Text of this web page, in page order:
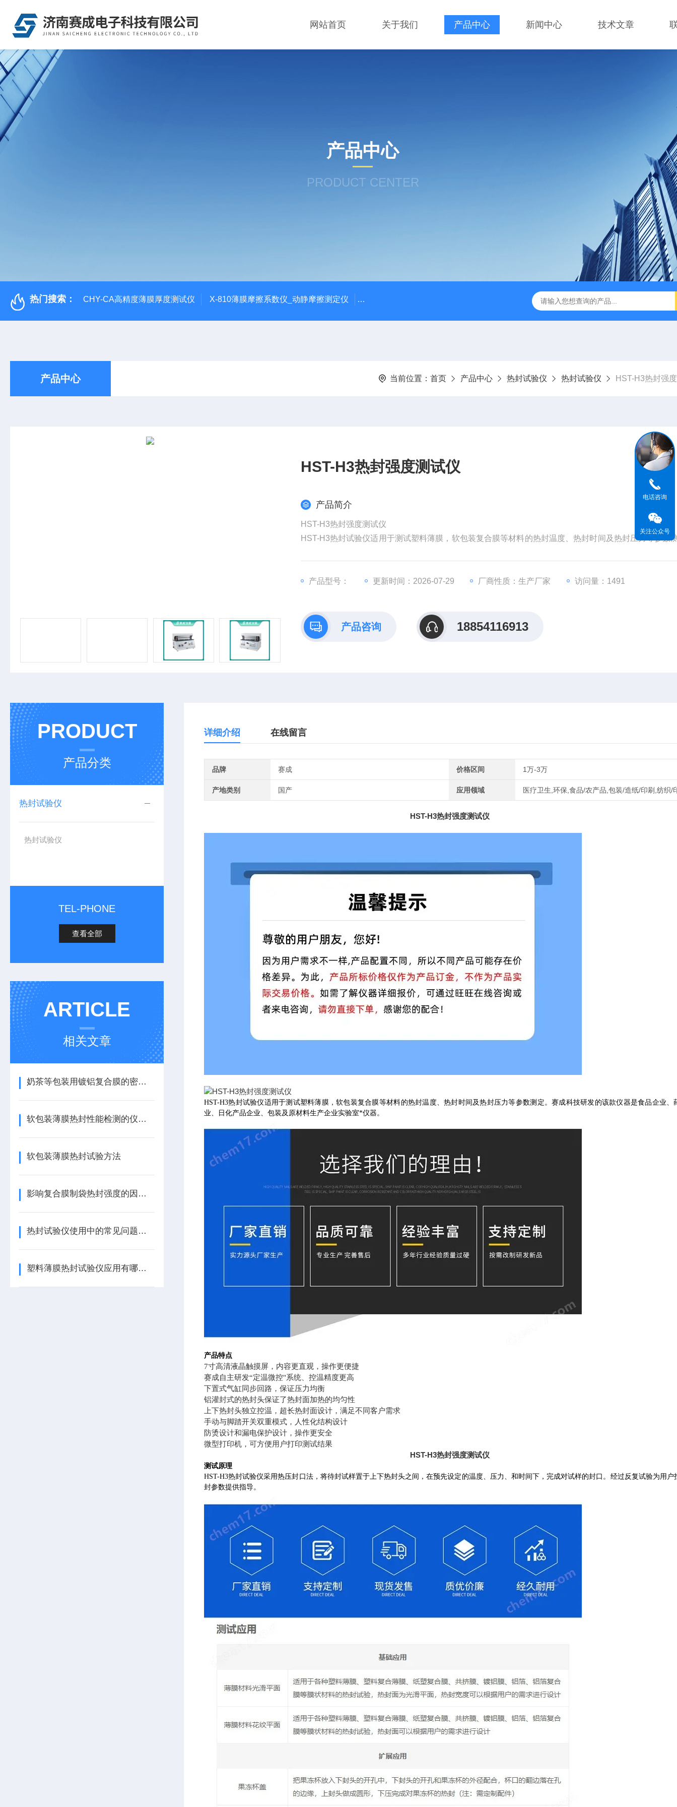
网站首页 关于我们 产品中心 新闻中心 技术文章
产品中心
PRODUCT CENTER
热门搜索： CHY-CA高精度薄膜厚度测试仪 X-810薄膜摩擦系数仪_动静摩擦测定仪 SCK-H玻璃瓶耐热冲击检测仪 赛成仪器 密封测漏仪 密封检测设备
产品中心 当前位置： 首页 产品中心 热封试验仪 热封试验仪 HST-H3热封强
HST-H3热封强度测试仪
产品简介
HST-H3热封强度测试仪
HST-H3热封试验仪适用于测试塑料薄膜，软包装复合膜等材料的热封温度、热封时间及热封压力等参数
产品型号： 更新时间：2026-07-29 厂商性质：生产厂家 访问量：1491
产品咨询 18854116913
PRODUCT
产品分类
热封试验仪
热封试验仪
TEL-PHONE
查看全部
ARTICLE
相关文章
奶茶等包装用镀铝复合膜的密封性能检测
软包装薄膜热封性能检测的仪器选择及参考标准
软包装薄膜热封试验方法
影响复合膜制袋热封强度的因素有哪些？
热封试验仪使用中的常见问题有哪些
塑料薄膜热封试验仪应用有哪些？
详细介绍 在线留言
品牌 赛成 价格区间 1万-3万
产地类别 国产 应用领域 医疗卫生,环保,食品/农产品,包装/造纸/印刷,纺织/
HST-H3热封强度测试仪
HST-H3热封试验仪适用于测试塑料薄膜，软包装复合膜等材料的热封温度、热封时间及热封压力等参数测定。赛成科技研发的该款仪器是食品企业、
业、日化产品企业、包装及原材料生产企业实验室*仪器。
产品特点
7寸高清液晶触摸屏，内容更直观，操作更便捷
赛成自主研发“定温微控"系统、控温精度更高
下置式气缸同步回路，保证压力均衡
铝灌封式的热封头保证了热封面加热的均匀性
上下热封头独立控温，超长热封面设计，满足不同客户需求
手动与脚踏开关双重模式，人性化结构设计
防烫设计和漏电保护设计，操作更安全
微型打印机，可方便用户打印测试结果
HST-H3热封强度测试仪
测试原理
HST-H3热封试验仪采用热压封口法，将待封试样置于上下热封头之间，在预先设定的温度、压力、和时间下，完成对试样的封口。经过反复试验为用户
封参数提供指导。
电话咨询
关注公众号